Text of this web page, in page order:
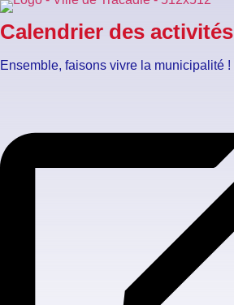
Calendrier des activités
Ensemble, faisons vivre la municipalité !